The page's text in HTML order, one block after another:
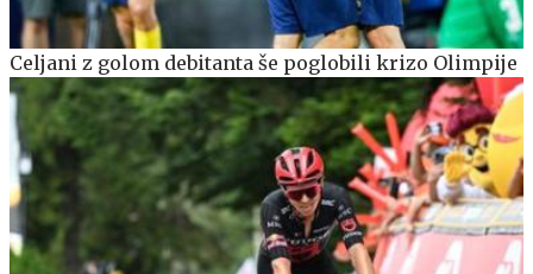
Celjani z golom debitanta še poglobili krizo Olimpije